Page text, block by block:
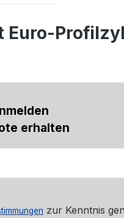
Euro-
erhalten
zur Kenntnis